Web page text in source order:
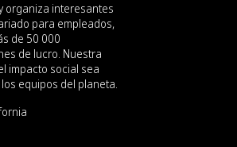
organiza interesantes
para empleados,
de 50 000
de lucro. Nuestra
impacto social sea
equipos del planeta.